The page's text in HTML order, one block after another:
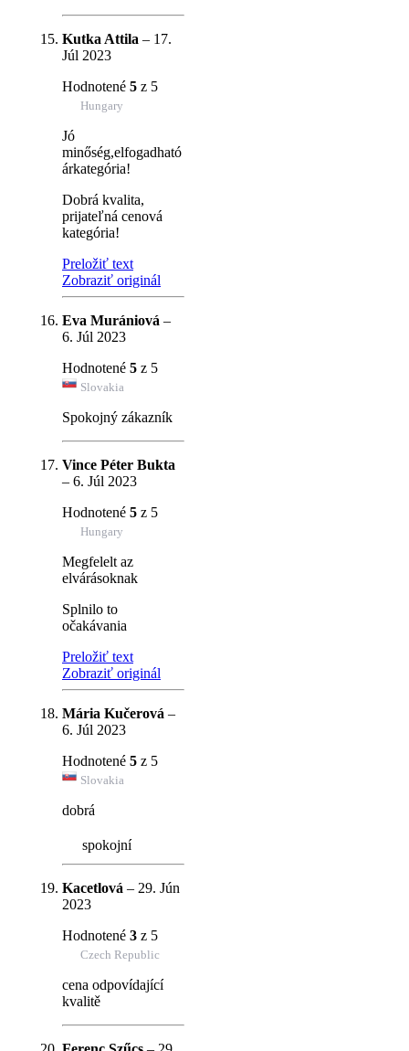
Kutka Attila – 17.
Júl 2023
Hodnotené 5 z 5
Hungary
Jó
minőség,elfogadható
árkategória!
Dobrá kvalita,
prijateľná cenová
kategória!
Preložiť text
Zobraziť originál
Eva Murániová –
6. Júl 2023
Hodnotené 5 z 5
Slovakia
Spokojný zákazník
Vince Péter Bukta
– 6. Júl 2023
Hodnotené 5 z 5
Hungary
Megfelelt az
elvárásoknak
Splnilo to
očakávania
Preložiť text
Zobraziť originál
Mária Kučerová –
6. Júl 2023
Hodnotené 5 z 5
Slovakia
dobrá
spokojní
Kacetlová – 29. Jún
2023
Hodnotené 3 z 5
Czech Republic
cena odpovídající
kvalitě